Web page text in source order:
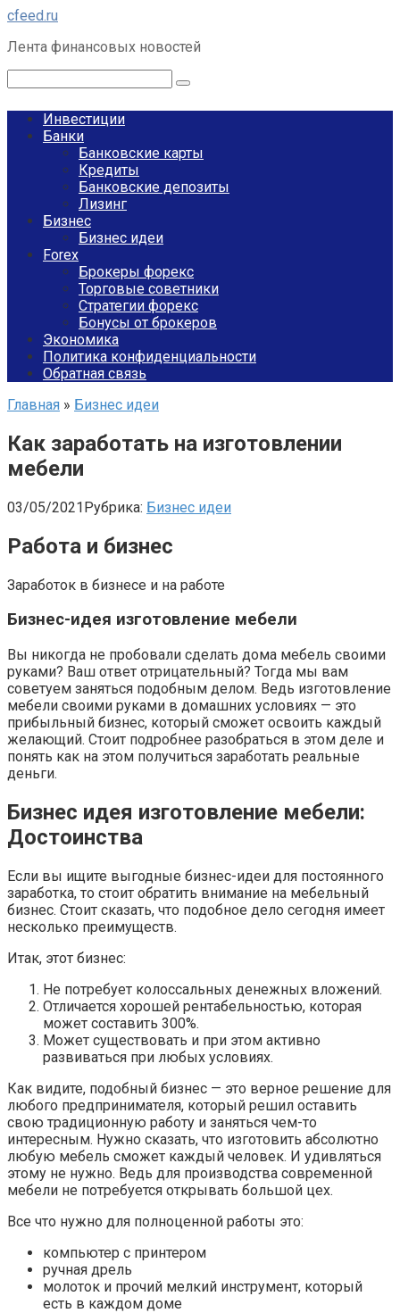
Перейти
контенту
cfeed.ru
Лента финансовых новостей
Инвестиции
Банки
Банковские карты
Кредиты
Банковские депозиты
Лизинг
Бизнес
Бизнес идеи
Forex
Брокеры форекс
Торговые советники
Стратегии форекс
Бонусы от брокеров
Экономика
Политика конфиденциальности
Обратная связь
Главная » Бизнес идеи
Как заработать на изготовлении
мебели
03/05/2021Рубрика: Бизнес идеи
Работа и бизнес
Заработок в бизнесе и на работе
Бизнес-идея изготовление мебели
Вы никогда не пробовали сделать дома мебель своими
руками? Ваш ответ отрицательный? Тогда мы вам
советуем заняться подобным делом. Ведь изготовление
мебели своими руками в домашних условиях — это
прибыльный бизнес, который сможет освоить каждый
желающий. Стоит подробнее разобраться в этом деле и
понять как на этом получиться заработать реальные
деньги.
Бизнес идея изготовление мебели:
Достоинства
Если вы ищите выгодные бизнес-идеи для постоянного
заработка, то стоит обратить внимание на мебельный
бизнес. Стоит сказать, что подобное дело сегодня имеет
несколько преимуществ.
Итак, этот бизнес:
Не потребует колоссальных денежных вложений.
Отличается хорошей рентабельностью, которая
может составить 300%.
Может существовать и при этом активно
развиваться при любых условиях.
Как видите, подобный бизнес — это верное решение для
любого предпринимателя, который решил оставить
свою традиционную работу и заняться чем-то
интересным. Нужно сказать, что изготовить абсолютно
любую мебель сможет каждый человек. И удивляться
этому не нужно. Ведь для производства современной
мебели не потребуется открывать большой цех.
Все что нужно для полноценной работы это:
компьютер с принтером
ручная дрель
молоток и прочий мелкий инструмент, который
есть в каждом доме